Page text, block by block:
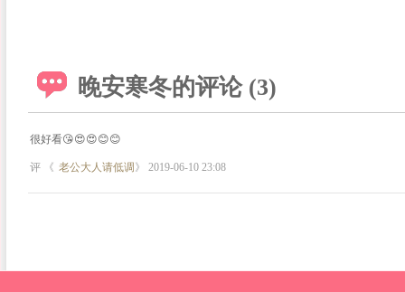
晚安寒冬的评论 (3)
很好看😘😍😍😊😊
评 《 老公大人请低调》 2019-06-10 23:08